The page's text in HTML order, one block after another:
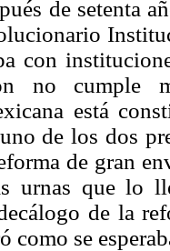
de setenta
con
no cumple
está
de los dos
de gran
urnas que lo
de la
como se